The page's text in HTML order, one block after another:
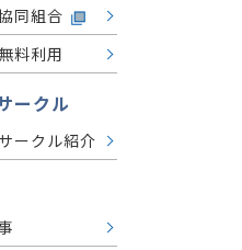
同組合
料利用
ークル
ークル紹介